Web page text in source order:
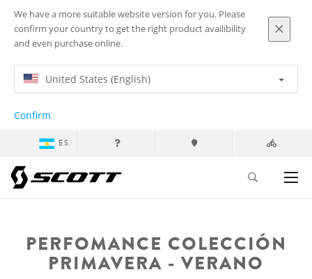
We have a more suitable website version for you. Please
confirm your country to get the right product availibility
and even purchase online.
United States (English)
Confirm
ES
Performance Spring Summer collection
PERFOMANCE COLECCIÓN
PRIMAVERA - VERANO